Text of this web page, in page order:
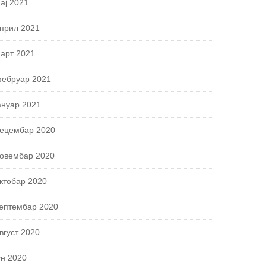
2021
2021
2021
2021
2021
2020
2020
2020
2020
2020
2020